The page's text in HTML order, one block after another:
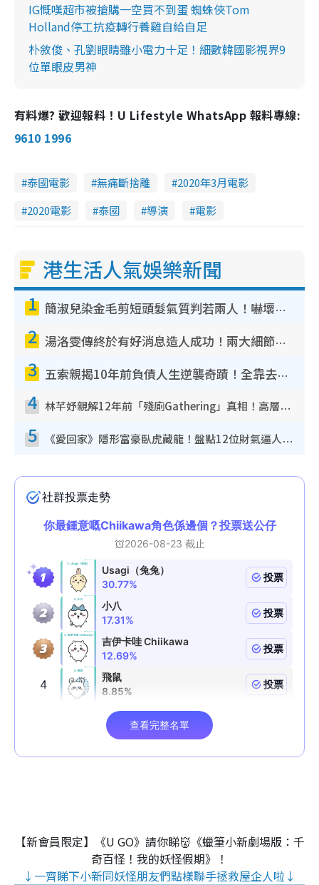
IG慨嘆超市被搶購一空買不到蛋 蜘蛛俠Tom
Holland停工抗疫轉行養雞自給自足
朴敘俊、孔劉眼睛雖小電力十足！細數韓國影視界9
位單眼皮男神
有料爆? 歡迎報料！U Lifestyle WhatsApp 報料專線:
9610 1996
泰國電影 無痛斷捨離
2020年3月電影
2020電影
泰國 導演 電影
港生活人氣娛樂新聞
1 簡淑兒染金毛剪短頭髮氣質判若兩人！嚇壞老公麥大力都認唔出：「你做咩事？」
2 湯洛雯傳終於有好消息造人成功！兩大細節曝孕味極濃惹猜測：大肚婆先會咁！
3 五索親揭10年前負債人生逆襲奇蹟！全靠去一地方轉運後即遇上馬先生
4 林芊妤親解12年前「殘廁Gathering」真相！高層解約一句話重創尊嚴至今拒返TVB
5 《愛回家》隱形富豪臥虎藏龍！盤點12位財氣逼人的有錢藝人：呢位靚女3億身家唔憂做
【新會員限定】《U GO》請你睇👹《蠟筆小新劇場版：千
奇百怪！我的妖怪假期》！
↓一齊睇下小新同妖怪朋友們點樣聯手拯救屋企人啦↓